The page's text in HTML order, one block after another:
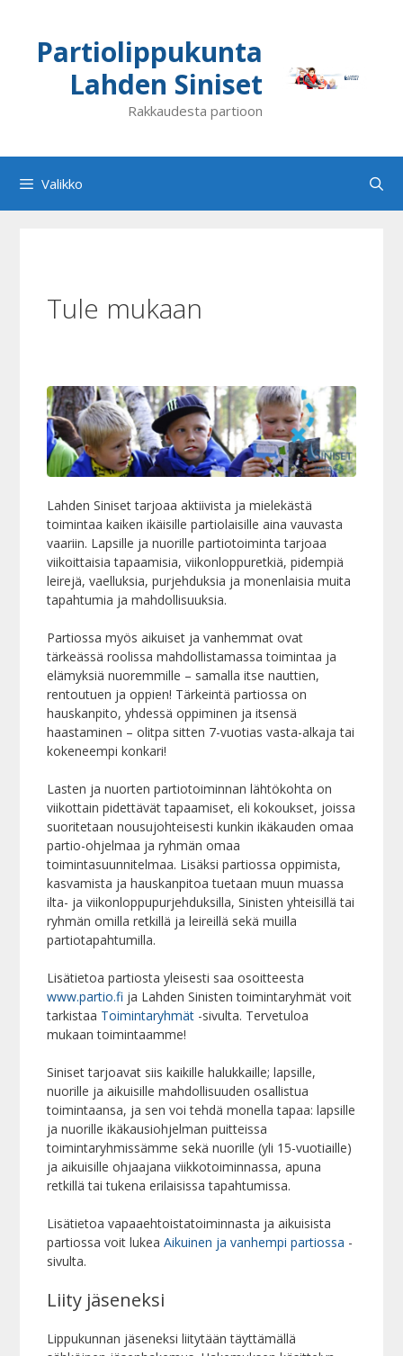
Partiolippukunta
Lahden Siniset
Rakkaudesta partioon
Valikko
Tule mukaan
Lahden Siniset tarjoaa aktiivista ja mielekästä
toimintaa kaiken ikäisille partiolaisille aina vauvasta
vaariin. Lapsille ja nuorille partiotoiminta tarjoaa
viikoittaisia tapaamisia, viikonloppuretkiä, pidempiä
leirejä, vaelluksia, purjehduksia ja monenlaisia muita
tapahtumia ja mahdollisuuksia.
Partiossa myös aikuiset ja vanhemmat ovat
tärkeässä roolissa mahdollistamassa toimintaa ja
elämyksiä nuoremmille – samalla itse nauttien,
rentoutuen ja oppien! Tärkeintä partiossa on
hauskanpito, yhdessä oppiminen ja itsensä
haastaminen – olitpa sitten 7-vuotias vasta-alkaja tai
kokeneempi konkari!
Lasten ja nuorten partiotoiminnan lähtökohta on
viikottain pidettävät tapaamiset, eli kokoukset, joissa
suoritetaan nousujohteisesti kunkin ikäkauden omaa
partio-ohjelmaa ja ryhmän omaa
toimintasuunnitelmaa. Lisäksi partiossa oppimista,
kasvamista ja hauskanpitoa tuetaan muun muassa
ilta- ja viikonloppupurjehduksilla, Sinisten yhteisillä tai
ryhmän omilla retkillä ja leireillä sekä muilla
partiotapahtumilla.
Lisätietoa partiosta yleisesti saa osoitteesta
www.partio.fi ja Lahden Sinisten toimintaryhmät voit
tarkistaa Toimintaryhmät -sivulta. Tervetuloa
mukaan toimintaamme!
Siniset tarjoavat siis kaikille halukkaille; lapsille,
nuorille ja aikuisille mahdollisuuden osallistua
toimintaansa, ja sen voi tehdä monella tapaa: lapsille
ja nuorille ikäkausiohjelman puitteissa
toimintaryhmissämme sekä nuorille (yli 15-vuotiaille)
ja aikuisille ohjaajana viikkotoiminnassa, apuna
retkillä tai tukena erilaisissa tapahtumissa.
Lisätietoa vapaaehtoistatoiminnasta ja aikuisista
partiossa voit lukeaAikuinen ja vanhempi partiossa -
sivulta.
Liity jäseneksi
Lippukunnan jäseneksi liitytään täyttämällä